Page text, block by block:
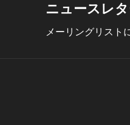
ニュースレ
メーリングリスト